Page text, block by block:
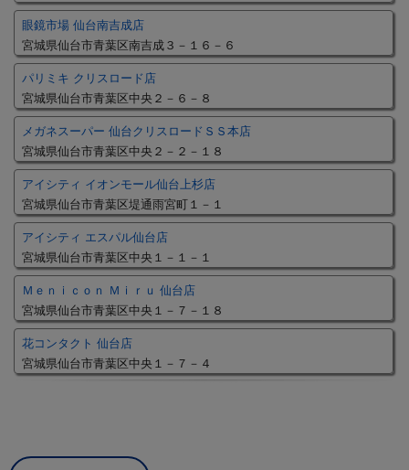
眼鏡市場 仙台南吉成店
宮城県仙台市青葉区南吉成３－１６－６
パリミキ クリスロード店
宮城県仙台市青葉区中央２－６－８
メガネスーパー 仙台クリスロードＳＳ本店
宮城県仙台市青葉区中央２－２－１８
アイシティ イオンモール仙台上杉店
宮城県仙台市青葉区堤通雨宮町１－１
アイシティ エスパル仙台店
宮城県仙台市青葉区中央１－１－１
Ｍｅｎｉｃｏｎ Ｍｉｒｕ 仙台店
宮城県仙台市青葉区中央１－７－１８
花コンタクト 仙台店
宮城県仙台市青葉区中央１－７－４